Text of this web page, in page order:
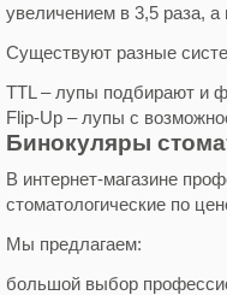
увеличением в 3,5 раза,
Существуют разные
TTL – лупы подбирают и
Flip-Up – лупы с
Бинокуляры
В интернет-магазине
стоматологические по
Мы предлагаем:
большой выбор